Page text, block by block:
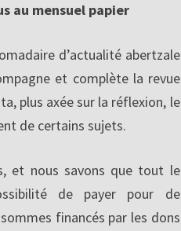
au mensuel papier
d’actualité abertzale
et complète la revue
plus axée sur la réflexion, le
de certains sujets.
et nous savons que tout le
de payer pour de
financés par les dons